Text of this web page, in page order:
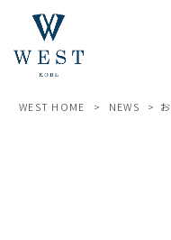
WEST HOME > NEWS >